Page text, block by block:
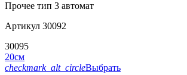
Прочее тип 3 автомат
Артикул 30092
30095
20см
checkmark_alt_circleВыбрать